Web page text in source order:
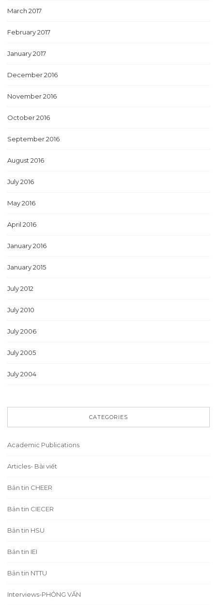
March 2017
February 2017
January 2017
December 2016
November 2016
October 2016
September 2016
August 2016
July 2016
May 2016
April 2016
January 2016
January 2015
July 2012
July 2010
July 2006
July 2005
July 2004
CATEGORIES
Academic Publications
Articles- Bài viết
Bản tin CHEER
Bản tin CIECER
Bản tin HSU
Bản tin IEI
Bản tin NTTU
Interviews-PHỎNG VẤN